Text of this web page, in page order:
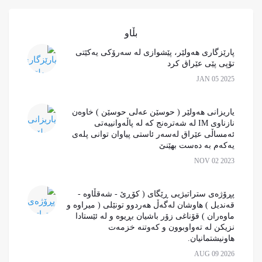
بڵاو
پارێزگاری هەولێر، پێشوازی لە سەرۆکی یەکێتی
تۆپی پێی عێراق کرد
JAN 05 2025
یاریزانی هەولێر ( حوسێن عەلی حوسێن ) خاوەن
نازناوی IM لە شەترەنج کە لە پاڵەوانییەتی
ئەمساڵی عێراق لەسەر ئاستی پیاوان توانی پلەی
یەکەم بە دەست بهێنێ
NOV 02 2023
پڕۆژەی ستراتیژیی ڕێگای ( کۆڕێ - شەقڵاوە -
قەندیل ) هاوشان لەگەڵ هەردوو تونێلی ( میراوە و
ماوەران ) قۆناغی زۆر باشیان بڕیوە و لە ئێستادا
نزیکن لە تەواوبوون و کەوتنە خزمەت
هاونیشتمانیان.
AUG 09 2026